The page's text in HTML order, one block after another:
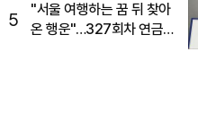
5
"서울 여행하는 꿈 뒤 찾아
온 행운"…327회차 연금